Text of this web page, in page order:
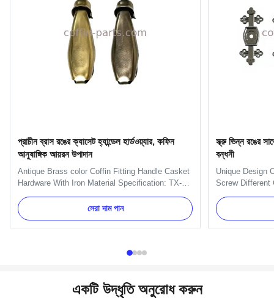
প্রাচীন ব্রাস রঙের ক্যাসেট হ্যান্ডেল হার্ডওয়্যার, কফিন
আনুষাঙ্গিক আয়রন উপাদান
Antique Brass color Coffin Fitting Handle Casket
Hardware With Iron Material Specification: TX-
A05 Iron Handle always 12pcs as a set. Those
use with plate and coffin bars. Item Name TX-
A05 Material Metal, Iron Color Gold, Silver, Brass
Delivery Time 30 days after the order confirmed
সেরা দাম পান
স্ক্রু ভিন্ন রঙের
বন্ধনী
Unique Design
Screw Different
Coffin Bracket
Bracket 6# -
Capacity
pcs in a poly
একটি উদ্ধৃতি অনুরোধ করুন